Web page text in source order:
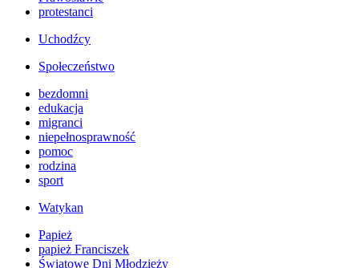
protestanci
Uchodźcy
Społeczeństwo
bezdomni
edukacja
migranci
niepełnosprawność
pomoc
rodzina
sport
Watykan
Papież
papież Franciszek
Światowe Dni Młodzieży